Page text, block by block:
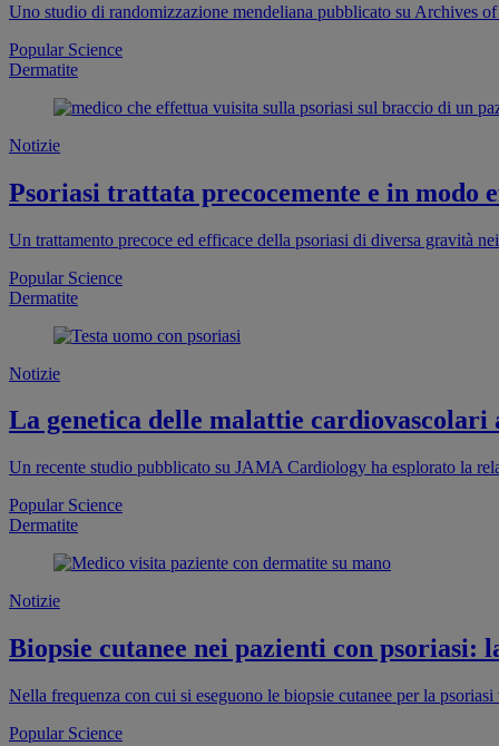
Uno studio di randomizzazione mendeliana pubblicato su Archives
Popular Science
Dermatite
Notizie
Psoriasi trattata precocemente e in modo
Un trattamento precoce ed efficace della psoriasi di diversa gravità
Popular Science
Dermatite
Notizie
La genetica delle malattie
Un recente studio pubblicato su JAMA Cardiology ha esplorato la
Popular Science
Dermatite
Notizie
Biopsie cutanee nei pazienti con psoriasi:
Nella frequenza con cui si eseguono le biopsie cutanee per la
Popular Science